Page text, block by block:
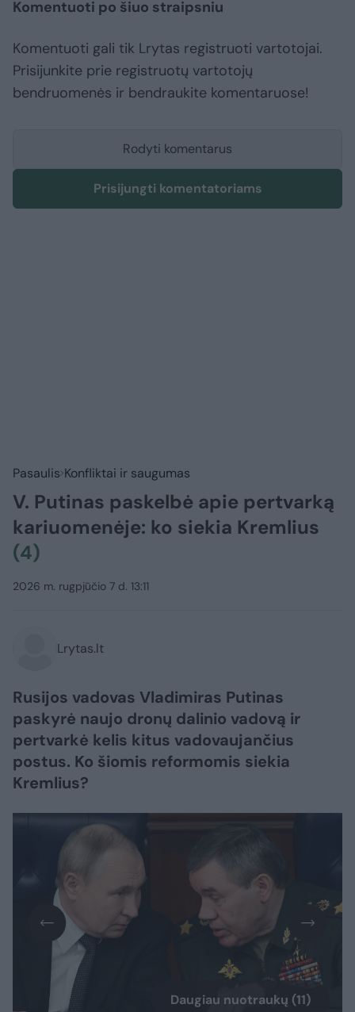
Komentuoti po šiuo straipsniu
Komentuoti gali tik Lrytas registruoti vartotojai.
Prisijunkite prie registruotų vartotojų
bendruomenės ir bendraukite komentaruose!
Rodyti komentarus
Prisijungti komentatoriams
Pasaulis Konfliktai ir saugumas
V. Putinas paskelbė apie pertvarką
kariuomenėje: ko siekia Kremlius
(4)
2026 m. rugpjūčio 7 d. 13:11
Lrytas.lt
Rusijos vadovas Vladimiras Putinas
paskyrė naujo dronų dalinio vadovą ir
pertvarkė kelis kitus vadovaujančius
postus. Ko šiomis reformomis siekia
Kremlius?
Daugiau nuotraukų (11)